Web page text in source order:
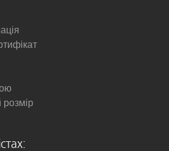
розмір